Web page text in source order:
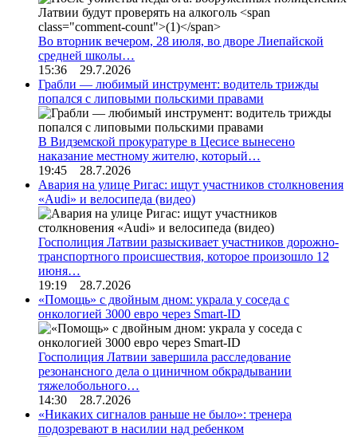
Во вторник вечером, 28 июля, во дворе Лиепайской
средней школы…
15:36 29.7.2026
Грабли — любимый инструмент: водитель трижды
попался с липовыми польскими правами
В Видземской прокуратуре в Цесисе вынесено
наказание местному жителю, который…
19:45 28.7.2026
Авария на улице Ригас: ищут участников столкновения
«Audi» и велосипеда (видео)
Госполиция Латвии разыскивает участников дорожно-
транспортного происшествия, которое произошло 12
июня…
19:19 28.7.2026
«Помощь» с двойным дном: украла у соседа с
онкологией 3000 евро через Smart-ID
Госполиция Латвии завершила расследование
резонансного дела о циничном обкрадывании
тяжелобольного…
14:30 28.7.2026
«Никаких сигналов раньше не было»: тренера
подозревают в насилии над ребенком